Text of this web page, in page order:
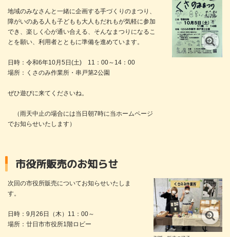
地域のみなさんと一緒に企画する手づくりのまつり、
障がいのある人も子どもも大人もだれもが気軽に参加
でき、楽しく心が通い合える、そんなまつりになるこ
とを願い、利用者とともに準備を進めています。
日時：令和6年10月5日(土) 11：00～14：00
場所：くさのみ作業所・串戸第2公園
ぜひ遊びに来てくださいね。
（雨天中止の場合には当日朝7時に当ホームページ
でお知らせいたします）
市役所販売のお知らせ
次回の市役所販売についてお知らせいたしま
す。
日時：9月26日（木）11：00～
場所：廿日市市役所1階ロビー